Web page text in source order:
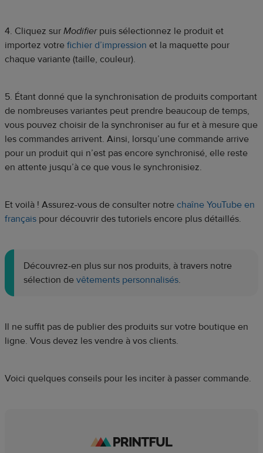
4. Cliquez sur Modifierpuis sélectionnez le produit et
importez votre fichier d’impression et la maquette pour
chaque variante (taille, couleur).
5. Étant donné que la synchronisation de produits comportant
de nombreuses variantes peut prendre beaucoup de temps,
vous pouvez choisir de la synchroniser au fur et à mesure que
les commandes arrivent. Ainsi, lorsqu’une commande arrive
pour un produit qui n’est pas encore synchronisé, elle reste
en attente jusqu’à ce que vous le synchronisiez.
Et voilà ! Assurez-vous de consulter notre chaîne YouTube en
français pour découvrir des tutoriels encore plus détaillés.
Découvrez-en plus sur nos produits, à travers notre
sélection de vêtements personnalisés.
Il ne suffit pas de publier des produits sur votre boutique en
ligne. Vous devez les vendre à vos clients.
Voici quelques conseils pour les inciter à passer commande.